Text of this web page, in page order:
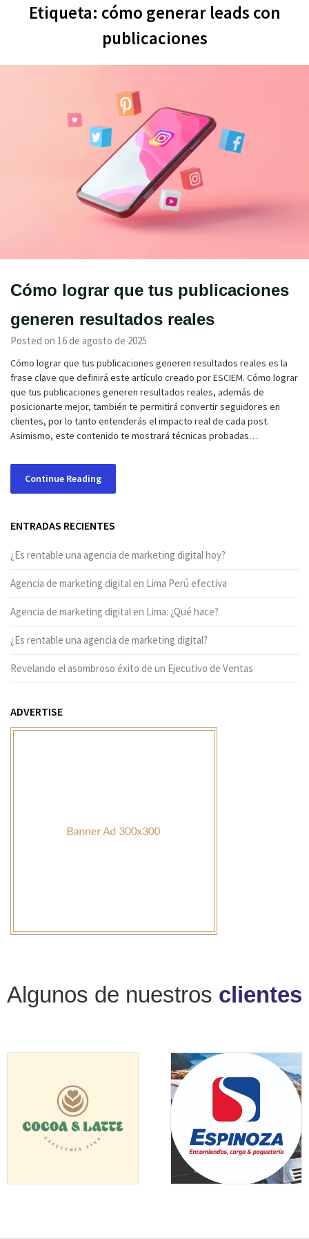
Etiqueta: cómo generar leads con
publicaciones
Cómo lograr que tus publicaciones
generen resultados reales
Posted on 16 de agosto de 2025
Cómo lograr que tus publicaciones generen resultados reales es la
frase clave que definirá este artículo creado por ESCIEM. Cómo lograr
que tus publicaciones generen resultados reales, además de
posicionarte mejor, también te permitirá convertir seguidores en
clientes, por lo tanto entenderás el impacto real de cada post.
Asimismo, este contenido te mostrará técnicas probadas…
Continue Reading
ENTRADAS RECIENTES
¿Es rentable una agencia de marketing digital hoy?
Agencia de marketing digital en Lima Perú efectiva
Agencia de marketing digital en Lima: ¿Qué hace?
¿Es rentable una agencia de marketing digital?
Revelando el asombroso éxito de un Ejecutivo de Ventas
ADVERTISE
Algunos de nuestros clientes